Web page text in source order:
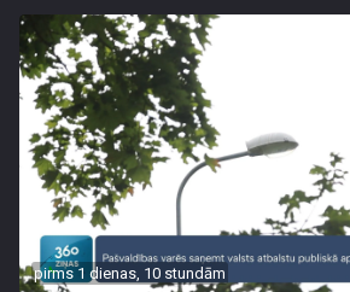
pirms 1 dienas, 10 stundām